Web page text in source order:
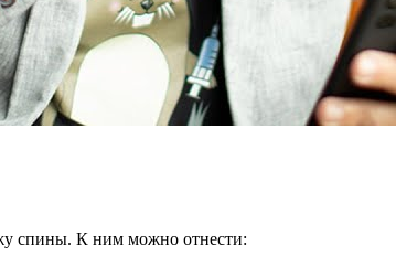
спины. К ним можно отнести: